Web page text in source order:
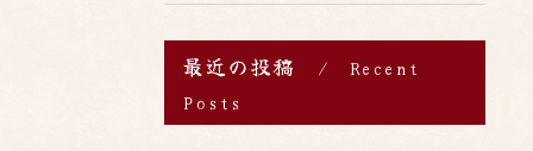
最近の投稿
Recent
Posts